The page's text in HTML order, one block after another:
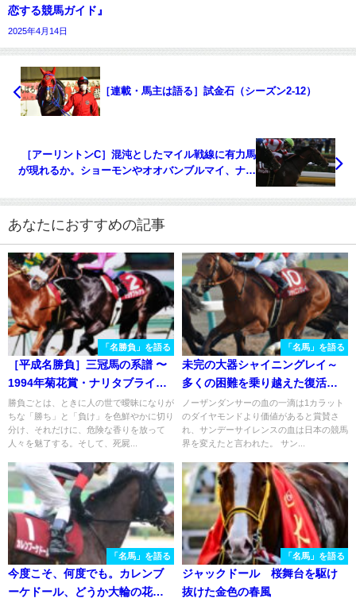
恋する競馬ガイド』
2025年4月14日
［連載・馬主は語る］試金石（シーズン2-12）
［アーリントンC］混沌としたマイル戦線に有力馬
が現れるか。ショーモンやオオバンブルマイ、ナヴ
あなたにおすすめの記事
「名勝負」を語る
［平成名勝負］三冠馬の系譜 〜
1994年菊花賞・ナリタブライア
ン～
勝負ごとは、ときに人の世で曖昧になりが
ちな「勝ち」と「負け」を色鮮やかに切り
分け、それだけに、危険な香りを放って
人々を魅了する。そして、死屍...
「名馬」を語る
未完の大器シャイニングレイ～
多くの困難を乗り越えた復活劇
～
ノーザンダンサーの血の一滴は1カラット
のダイヤモンドより価値があると賞賛さ
れ、サンデーサイレンスの血は日本の競馬
界を変えたと言われた。 サン...
「名馬」を語る
今度こそ、何度でも。カレンブ
ーケドール、どうか大輪の花
「名馬」を語る
ジャックドール 桜舞台を駆け
抜けた金色の春風